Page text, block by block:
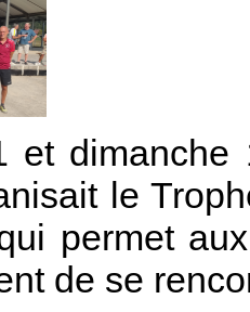
et dimanche
le
permet
de se